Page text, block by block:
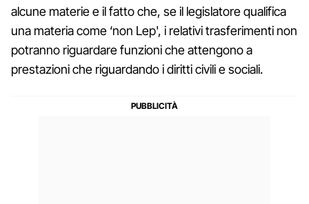
alcune materie e il fatto che, se il legislatore qualifica
una materia come ‘non Lep', i relativi trasferimenti non
potranno riguardare funzioni che attengono a
prestazioni che riguardando i diritti civili e sociali.